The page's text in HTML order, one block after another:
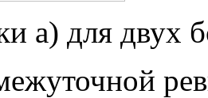
а) для двух